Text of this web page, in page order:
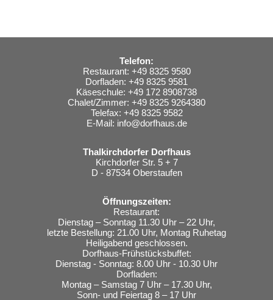
Telefon:
Restaurant: +49 8325 9580
Dorfladen: +49 8325 9581
Käseschule: +49 172 8908738
Chalet/Zimmer: +49 8325 9264380
Telefax: +49 8325 9582
E-Mail: info@dorfhaus.de
Thalkirchdorfer Dorfhaus
Kirchdorfer Str. 5 + 7
D - 87534 Oberstaufen
Öffnungszeiten:
Restaurant:
Dienstag – Sonntag 11.30 Uhr – 22 Uhr,
letzte Bestellung: 21.00 Uhr, Montag Ruhetag
Heiligabend geschlossen.
Dorfhaus-Frühstücksbuffet:
Dienstag - Sonntag: 8.00 Uhr - 10.30 Uhr
Dorfladen:
Montag – Samstag 7 Uhr – 17.30 Uhr,
Sonn- und Feiertag 8 – 17 Uhr